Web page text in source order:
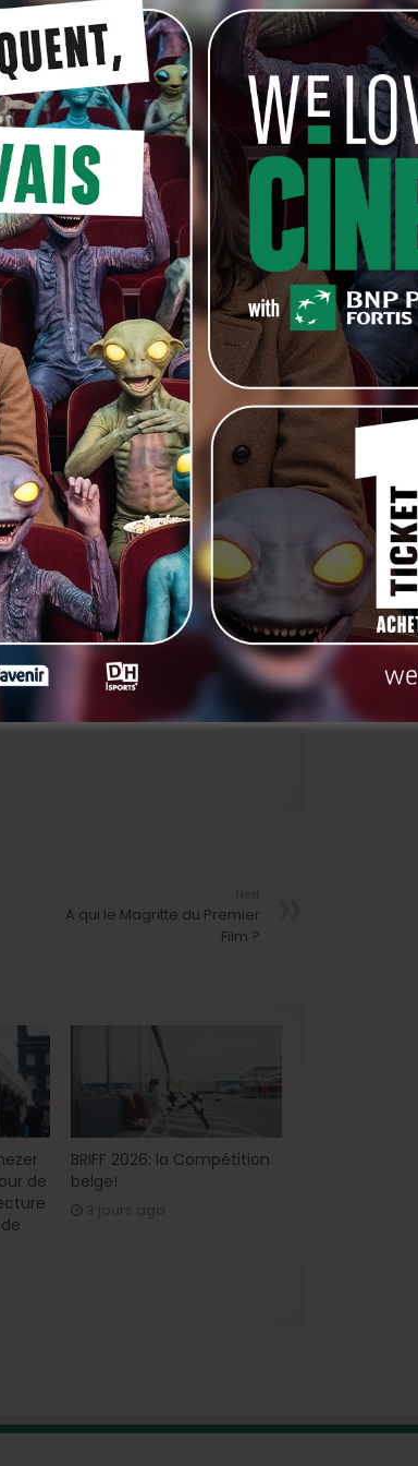
Grenoble où elle sera secondée par
de se relancer dans le métier, car
Entre les deux
femmes va se nouer
une relation étrange,
une complicité
troublante confortée
par l’agressivité des
policiers forcés de les
accueillir plus
particulièrement de
leur contact principal,
un certain Robert
Mendès (François
Damiens) au
comportement très
ambigu.
Serge Bozon que certains
Main dans la Main, Je sens le
forcémentFrançois Damiensqui
seulement son deuxième long
et Pascal Gregory.
A qui le Magritte du Premier
Film ?
de
BRIFF 2026: la Compétition
belge!
3 jours ago